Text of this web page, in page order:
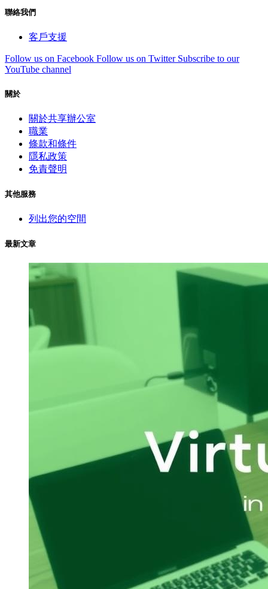
聯絡我們
客戶支援
Follow us on Facebook Follow us on Twitter Subscribe to our
YouTube channel
關於
關於共享辦公室
職業
條款和條件
隱私政策
免責聲明
其他服務
列出您的空間
最新文章